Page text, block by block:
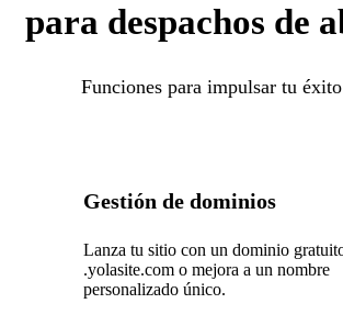
para despachos de
Funciones para impulsar tu
Gestión de dominios
Lanza tu sitio con un dominio
.yolasite.com o mejora a un nombre
personalizado único.